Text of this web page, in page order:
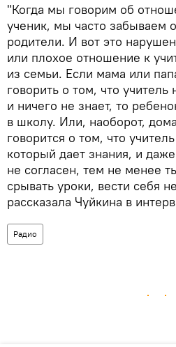
"Когда мы говорим об
ученик, мы часто забываем
родители. И вот это
или плохое отношение к
из семьи. Если мама или
говорить о том, что учитель
и ничего не знает, то
в школу. Или, наоборот,
говорится о том, что
который дает знания, и
не согласен, тем не менее
срывать уроки, вести себя
рассказала Чуйкина в
Радио